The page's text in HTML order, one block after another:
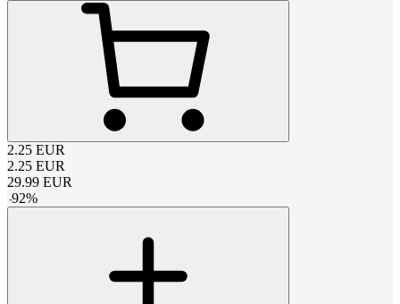
2.25 EUR
2.25 EUR
29.99 EUR
-92%